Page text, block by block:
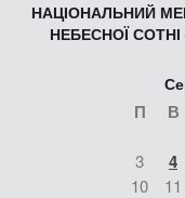
НАЦІОНАЛЬНИЙ
НЕБЕСНОЇ
П В
3 4
10
11